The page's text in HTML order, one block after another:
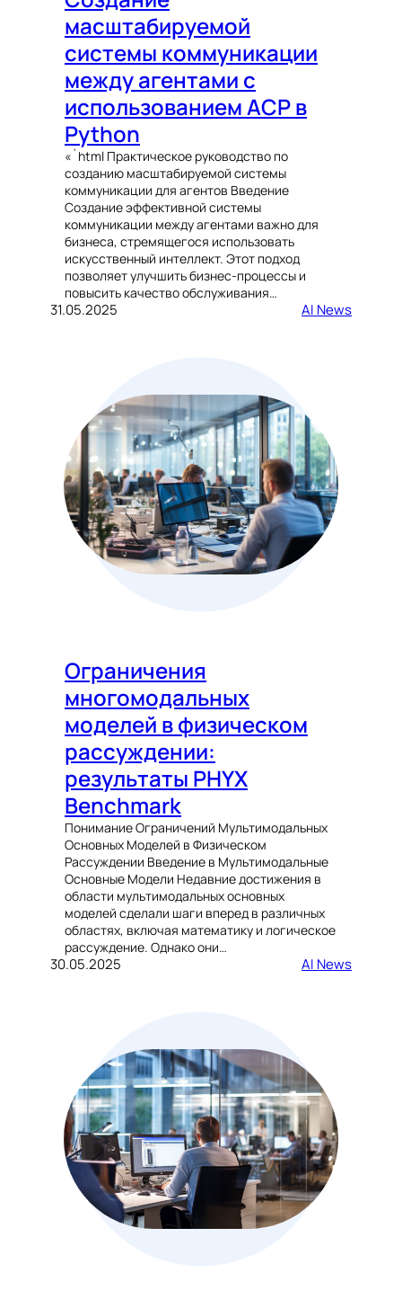
масштабируемой
системы коммуникации
между агентами с
использованием ACP в
Python
«`html Практическое руководство по
созданию масштабируемой системы
коммуникации для агентов Введение
Создание эффективной системы
коммуникации между агентами важно для
бизнеса, стремящегося использовать
искусственный интеллект. Этот подход
позволяет улучшить бизнес-процессы и
повысить качество обслуживания…
31.05.2025 AI News
Ограничения
многомодальных
моделей в физическом
рассуждении:
результаты PHYX
Benchmark
Понимание Ограничений Мультимодальных
Основных Моделей в Физическом
Рассуждении Введение в Мультимодальные
Основные Модели Недавние достижения в
области мультимодальных основных
моделей сделали шаги вперед в различных
областях, включая математику и логическое
рассуждение. Однако они…
30.05.2025 AI News